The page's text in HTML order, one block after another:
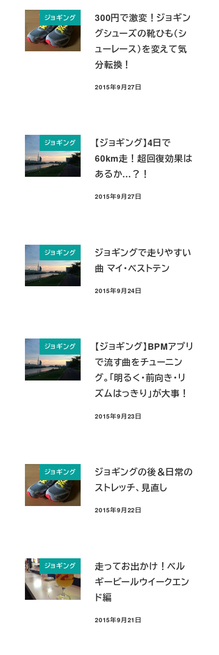
ジョギング
300円で激変！ジョギン
グシューズの靴ひも（シ
ューレース）を変えて気
分転換！
投稿日
2015年9月27日
ジョギング
【ジョギング】4日で
60km走！超回復効果は
あるか…？！
投稿日
2015年9月27日
ジョギング
ジョギングで走りやすい
曲 マイ・ベストテン
投稿日
2015年9月24日
ジョギング
【ジョギング】BPMアプリ
で流す曲をチューニン
グ。「明るく・前向き・リ
ズムはっきり」が大事！
投稿日
2015年9月23日
ジョギング
ジョギングの後＆日常の
ストレッチ、見直し
投稿日
2015年9月22日
ジョギング
走ってお出かけ！ベル
ギービールウイークエン
ド編
投稿日
2015年9月21日